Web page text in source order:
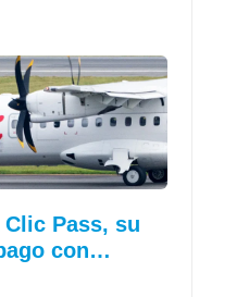
Pass, su
con…